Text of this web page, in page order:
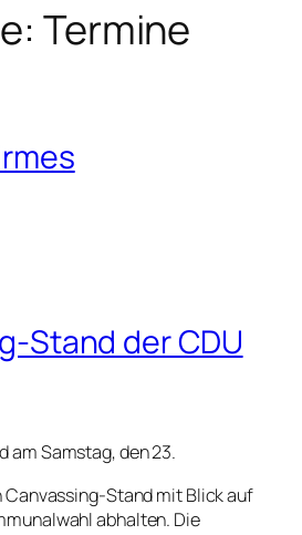
Termine
Stand der CDU
am Samstag, den 23.
Stand mit Blick auf
abhalten. Die